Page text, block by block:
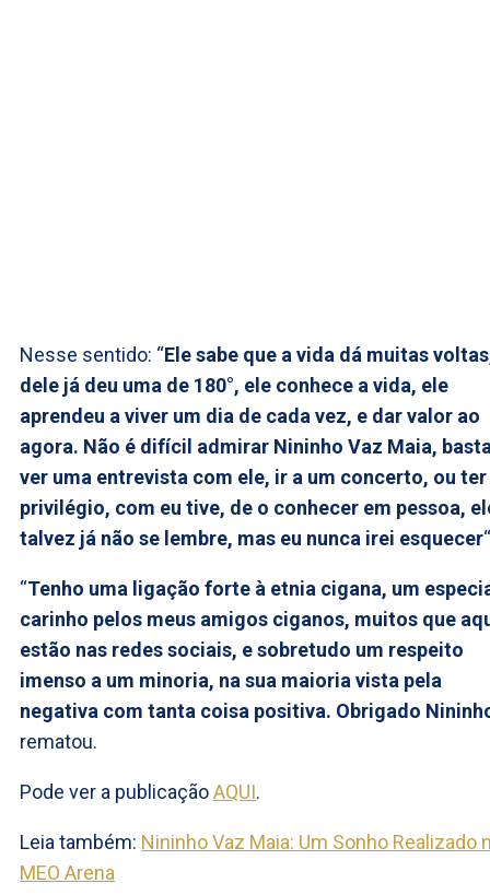
Nesse sentido: “Ele sabe que a vida dá muitas
dele já deu uma de 180°, ele conhece a vida, ele
aprendeu a viver um dia de cada vez, e dar valor ao
agora. Não é difícil admirar Nininho Vaz Maia,
ver uma entrevista com ele, ir a um concerto, ou
privilégio, com eu tive, de o conhecer em pessoa,
talvez já não se lembre, mas eu nunca irei esquecer
“Tenho uma ligação forte à etnia cigana, um
carinho pelos meus amigos ciganos, muitos que
estão nas redes sociais, e sobretudo um respeito
imenso a um minoria, na sua maioria vista pela
negativa com tanta coisa positiva. Obrigado
rematou.
Pode ver a publicaçãoAQUI.
Leia também: Nininho Vaz Maia: Um Sonho Realizado
MEO Arena